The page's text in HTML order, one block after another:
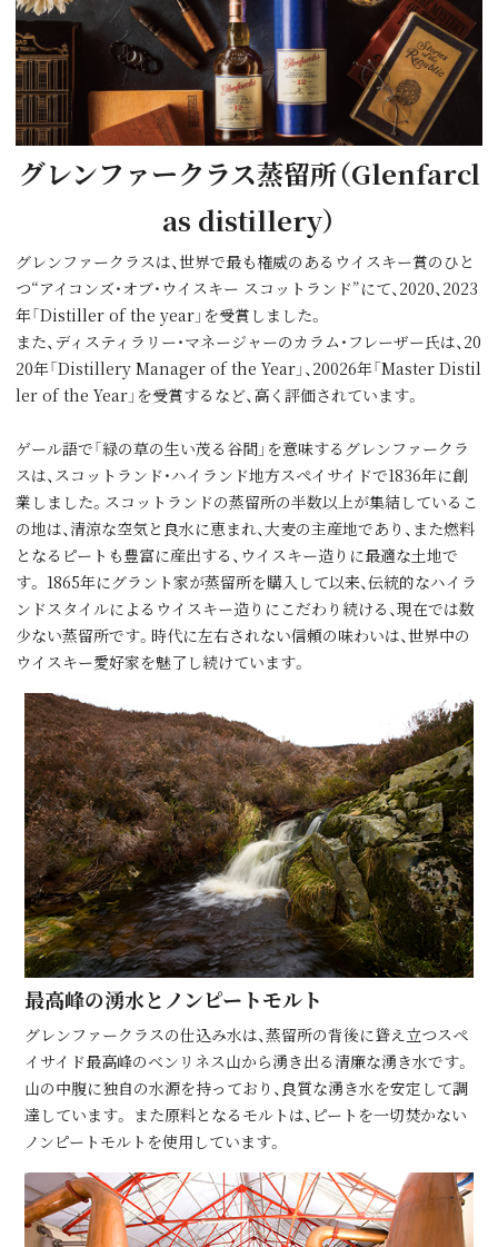
グレンファークラス蒸留所（Glenfarcl
as distillery）
グレンファークラスは、世界で最も権威のあるウイスキー賞のひと
つ“アイコンズ・オブ・ウイスキー スコットランド”にて、2020、2023
年「Distiller of the year」を受賞しました。
また、ディスティラリー・マネージャーのカラム・フレーザー氏は、20
20年「Distillery Manager of the Year」、20026年「Master Distil
ler of the Year」を受賞するなど、高く評価されています。
ゲール語で「緑の草の⽣い茂る⾕間」を意味するグレンファークラ
スは、スコットランド・ハイランド地⽅スペイサイドで1836年に創
業しました。スコットランドの蒸留所の半数以上が集結しているこ
の地は、清涼な空気と良⽔に恵まれ、⼤⻨の主産地であり、また燃料
となるピートも豊富に産出する、ウイスキー造りに最適な⼟地で
す。 1865年にグラント家が蒸留所を購⼊して以来、伝統的なハイラ
ンドスタイルによるウイスキー造りにこだわり続ける、現在では数
少ない蒸留所です。時代に左右されない信頼の味わいは、世界中の
ウイスキー愛好家を魅了し続けています。
最⾼峰の湧⽔とノンピートモルト
グレンファークラスの仕込み水は、蒸留所の背後に聳え立つスペ
イサイド最高峰のベンリネス山から湧き出る清廉な湧き水です。
山の中腹に独自の水源を持っており、良質な湧き水を安定して調
達しています。 また原料となるモルトは、ピートを一切焚かない
ノンピートモルトを使用しています。